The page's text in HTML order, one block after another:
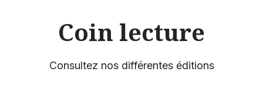
Coin lecture
Consultez nos différentes éditions